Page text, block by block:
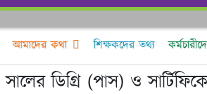
আমাদের কথা শিক্ষকদের তথ্য
ডিগ্রি (পাস) ও